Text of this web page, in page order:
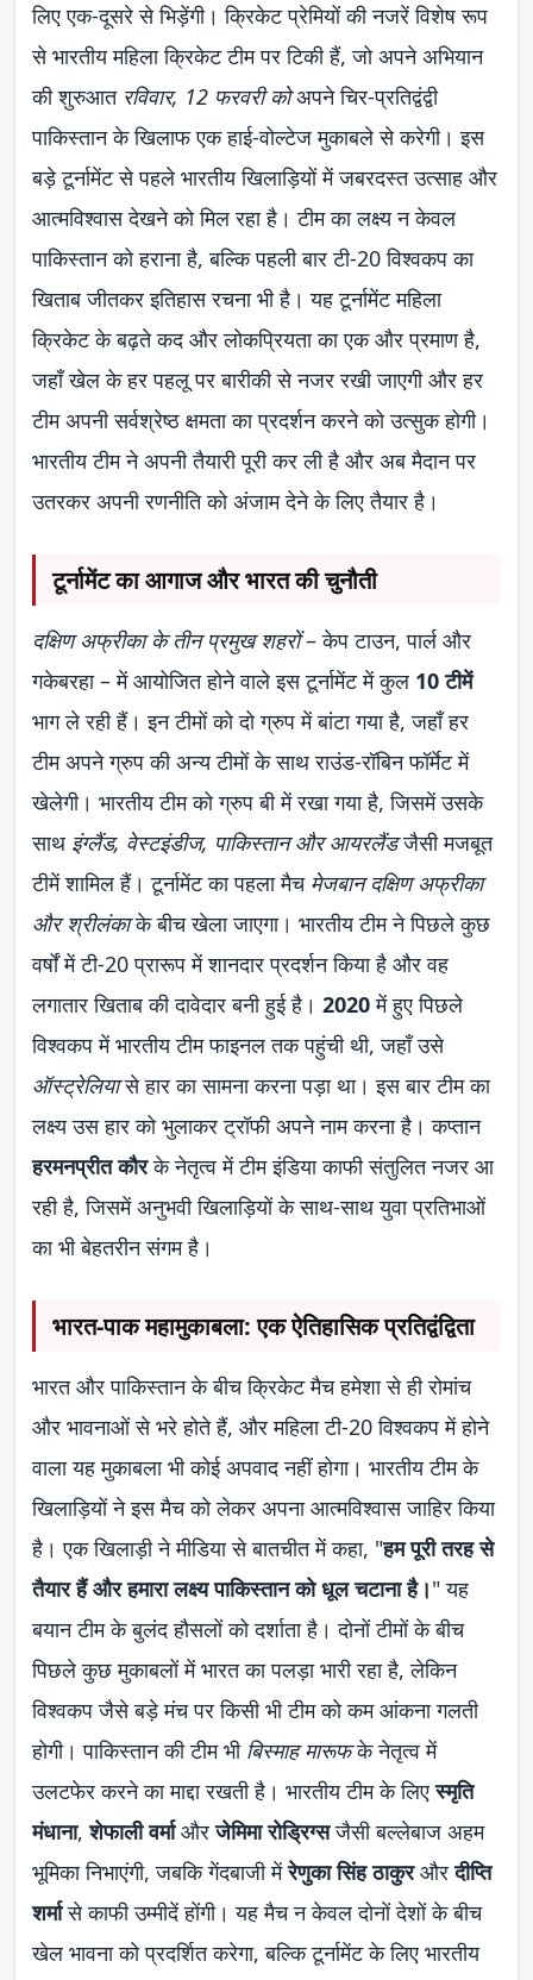
लिए एक-दूसरे से भिड़ेंगी। क्रिकेट प्रेमियों की नजरें विशेष रूप
से भारतीय महिला क्रिकेट टीम पर टिकी हैं, जो अपने अभियान
की शुरुआत रविवार, 12 फरवरी कोअपने चिर-प्रतिद्वंद्वी
पाकिस्तान के खिलाफ एक हाई-वोल्टेज मुकाबले से करेगी। इस
बड़े टूर्नामेंट से पहले भारतीय खिलाड़ियों में जबरदस्त उत्साह और
आत्मविश्वास देखने को मिल रहा है। टीम का लक्ष्य न केवल
पाकिस्तान को हराना है, बल्कि पहली बार टी-20 विश्वकप का
खिताब जीतकर इतिहास रचना भी है। यह टूर्नामेंट महिला
क्रिकेट के बढ़ते कद और लोकप्रियता का एक और प्रमाण है,
जहाँ खेल के हर पहलू पर बारीकी से नजर रखी जाएगी और हर
टीम अपनी सर्वश्रेष्ठ क्षमता का प्रदर्शन करने को उत्सुक होगी।
भारतीय टीम ने अपनी तैयारी पूरी कर ली है और अब मैदान पर
उतरकर अपनी रणनीति को अंजाम देने के लिए तैयार है।
टूर्नामेंट का आगाज और भारत की चुनौती
दक्षिण अफ्रीका के तीन प्रमुख शहरों– केप टाउन, पार्ल और
गकेबरहा – में आयोजित होने वाले इस टूर्नामेंट में कुल 10 टीमें
भाग ले रही हैं। इन टीमों को दो ग्रुप में बांटा गया है, जहाँ हर
टीम अपने ग्रुप की अन्य टीमों के साथ राउंड-रॉबिन फॉर्मेट में
खेलेगी। भारतीय टीम को ग्रुप बी में रखा गया है, जिसमें उसके
साथ इंग्लैंड, वेस्टइंडीज, पाकिस्तान और आयरलैंडजैसी मजबूत
टीमें शामिल हैं। टूर्नामेंट का पहला मैच मेजबान दक्षिण अफ्रीका
और श्रीलंकाके बीच खेला जाएगा। भारतीय टीम ने पिछले कुछ
वर्षों में टी-20 प्रारूप में शानदार प्रदर्शन किया है और वह
लगातार खिताब की दावेदार बनी हुई है। 2020में हुए पिछले
विश्वकप में भारतीय टीम फाइनल तक पहुंची थी, जहाँ उसे
ऑस्ट्रेलियासे हार का सामना करना पड़ा था। इस बार टीम का
लक्ष्य उस हार को भुलाकर ट्रॉफी अपने नाम करना है। कप्तान
हरमनप्रीत कौरके नेतृत्व में टीम इंडिया काफी संतुलित नजर आ
रही है, जिसमें अनुभवी खिलाड़ियों के साथ-साथ युवा प्रतिभाओं
का भी बेहतरीन संगम है।
भारत-पाक महामुकाबला: एक ऐतिहासिक प्रतिद्वंद्विता
भारत और पाकिस्तान के बीच क्रिकेट मैच हमेशा से ही रोमांच
और भावनाओं से भरे होते हैं, और महिला टी-20 विश्वकप में होने
वाला यह मुकाबला भी कोई अपवाद नहीं होगा। भारतीय टीम के
खिलाड़ियों ने इस मैच को लेकर अपना आत्मविश्वास जाहिर किया
है। एक खिलाड़ी ने मीडिया से बातचीत में कहा, "हम पूरी तरह से
तैयार हैं और हमारा लक्ष्य पाकिस्तान को धूल चटाना है।" यह
बयान टीम के बुलंद हौसलों को दर्शाता है। दोनों टीमों के बीच
पिछले कुछ मुकाबलों में भारत का पलड़ा भारी रहा है, लेकिन
विश्वकप जैसे बड़े मंच पर किसी भी टीम को कम आंकना गलती
होगी। पाकिस्तान की टीम भी बिस्माह मारूफके नेतृत्व में
उलटफेर करने का माद्दा रखती है। भारतीय टीम के लिएस्मृति
मंधाना,शेफाली वर्माऔरजेमिमा रोड्रिग्सजैसी बल्लेबाज अहम
भूमिका निभाएंगी, जबकि गेंदबाजी मेंरेणुका सिंह ठाकुरऔरदीप्ति
शर्मासे काफी उम्मीदें होंगी। यह मैच न केवल दोनों देशों के बीच
खेल भावना को प्रदर्शित करेगा, बल्कि टूर्नामेंट के लिए भारतीय